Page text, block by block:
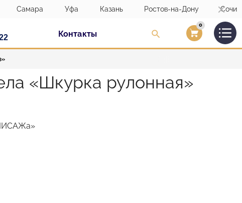
Самара Уфа Казань Ростов-на-Дону Сочи
Контакты Вход/
0
«Шкурка рулонная»